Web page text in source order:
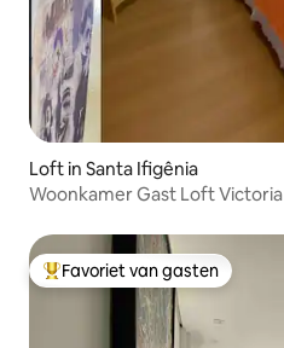
Loft in Santa Ifigênia
Woonkamer Gast Loft Victoria
Topfavoriet van gasten
Favoriet van gasten